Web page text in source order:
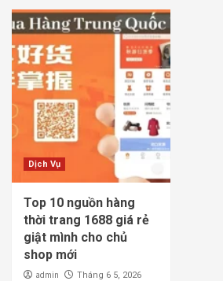
Dịch Vụ
Top 10 nguồn hàng
thời trang 1688 giá rẻ
giật mình cho chủ
shop mới
admin Tháng 6 5, 2026